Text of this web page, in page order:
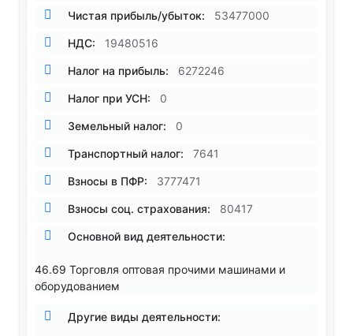
Чистая прибыль/убыток: 53477000
НДС: 19480516
Налог на прибыль: 6272246
Налог при УСН: 0
Земельный налог: 0
Транспортный налог: 7641
Взносы в ПФР: 3777471
Взносы соц. страхования: 80417
Основной вид деятельности:
46.69 Торговля оптовая прочими машинами и
оборудованием
Другие виды деятельности: